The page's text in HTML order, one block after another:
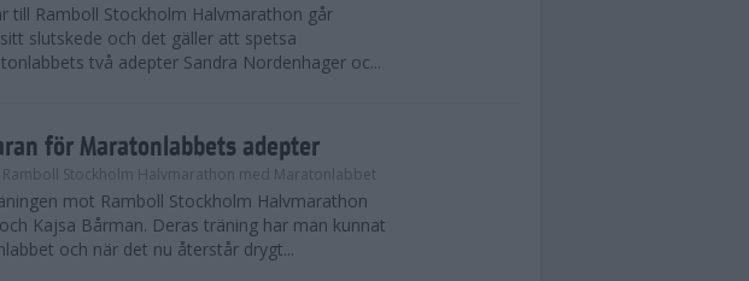
till Ramboll Stockholm Halvmarathon går
slutskede och det gäller att spetsa
två adepter Sandra Nordenhager oc...
för Maratonlabbets adepter
Ramboll Stockholm Halvmarathon med Maratonlabbet
mot Ramboll Stockholm Halvmarathon
Kajsa Bårman. Deras träning har man kunnat
och när det nu återstår drygt...